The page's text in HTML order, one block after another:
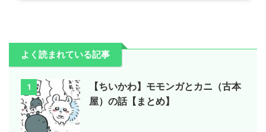
よく読まれている記事
1
【ちいかわ】モモンガとカニ（古本
屋）の話【まとめ】